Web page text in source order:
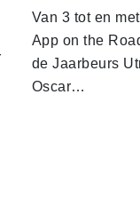
Van 3 tot en
App on the
de Jaarbeurs
Oscar…